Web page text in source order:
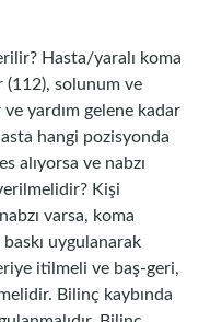
Hasta/yaralı koma
(112), solunum ve
yardım gelene kadar
hangi pozisyonda
alıyorsa ve nabzı
Kişi
varsa, koma
uygulanarak
itilmeli ve baş-geri,
Bilinç kaybında